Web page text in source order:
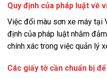
Quy định của pháp luật về
Việc đổi màu sơn xe máy tại
định của pháp luật nhằm
chính xác trong việc quản lý
Các giấy tờ cần chuẩn bị